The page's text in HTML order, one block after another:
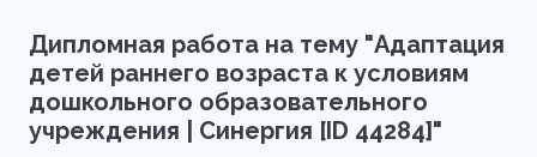
Дипломная работа на тему "Адаптация
детей раннего возраста к условиям
дошкольного образовательного
учреждения | Синергия [ID 44284]"